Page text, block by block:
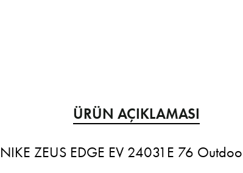
ÜRÜN AÇIKLAMASI
NIKE ZEUS EDGE EV 24031E 76